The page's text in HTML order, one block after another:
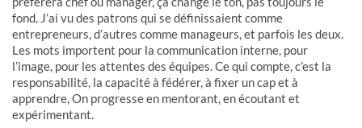
fond. J’ai vu des patrons qui se définissaient comme
entrepreneurs, d’autres comme manageurs, et parfois les deux.
Les mots importent pour la communication interne, pour
l’image, pour les attentes des équipes. Ce qui compte, c’est la
responsabilité, la capacité à fédérer, à fixer un cap et à
apprendre, On progresse en mentorant, en écoutant et
expérimentant.